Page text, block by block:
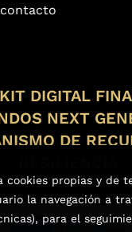
DIGITAL
NEXT
DE
cookies propias y de
la navegación a
para el